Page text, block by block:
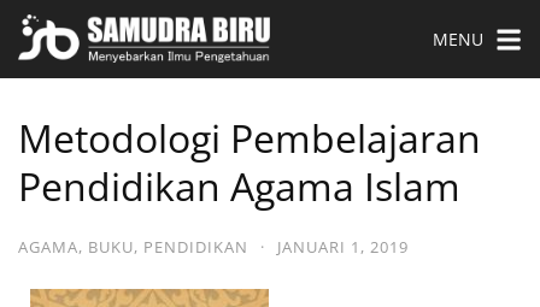
MENU
Metodologi Pembelajaran
Pendidikan Agama Islam
AGAMA, BUKU, PENDIDIKAN · JANUARI 1, 2019